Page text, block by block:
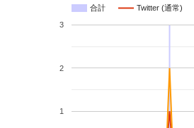
合計 Twitter (通常)
1
2
3